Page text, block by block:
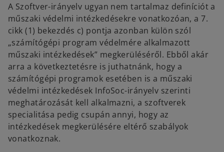
A Szoftver-irányelv ugyan nem tartalmaz definíciót a
műszaki védelmi intézkedésekre vonatkozóan, a 7.
cikk (1) bekezdés c) pontja azonban külön szól
„számítógépi program védelmére alkalmazott
műszaki intézkedések” megkerüléséről. Ebből akár
arra a következtetésre is juthatnánk, hogy a
számítógépi programok esetében is a műszaki
védelmi intézkedések InfoSoc-irányelv szerinti
meghatározását kell alkalmazni, a szoftverek
specialitása pedig csupán annyi, hogy az
intézkedések megkerülésére eltérő szabályok
vonatkoznak.